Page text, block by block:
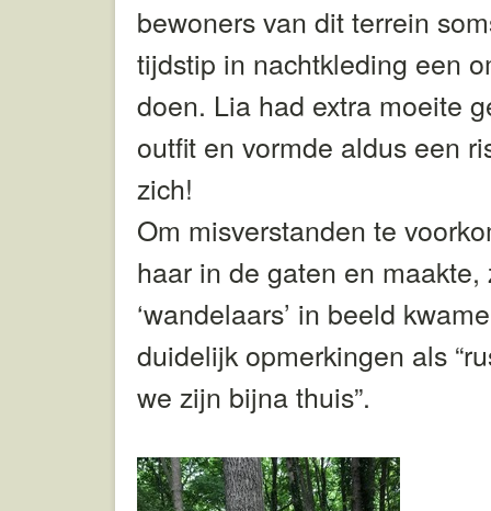
bewoners van dit terrein
tijdstip in nachtkleding een
doen. Lia had extra moeite
outfit en vormde aldus een
zich!
Om misverstanden te
haar in de gaten en
‘wandelaars’ in beeld
duidelijk opmerkingen als
we zijn bijna thuis”.